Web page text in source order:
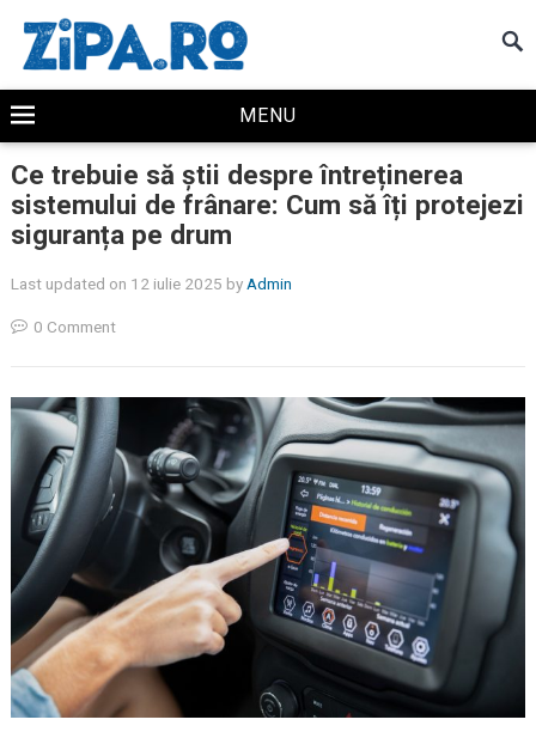
MENU
Ce trebuie să știi despre întreținerea
sistemului de frânare: Cum să îți protejezi
siguranța pe drum
Last updated on 12 iulie 2025 by Admin
0 Comment